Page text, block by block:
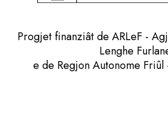
Progjet finanziât de ARLeF -
Lenghe
e de Regjon Autonome Friûl